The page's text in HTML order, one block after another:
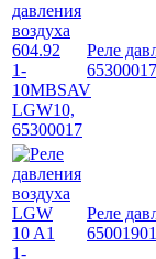
Реле
65300017
Реле
65001901